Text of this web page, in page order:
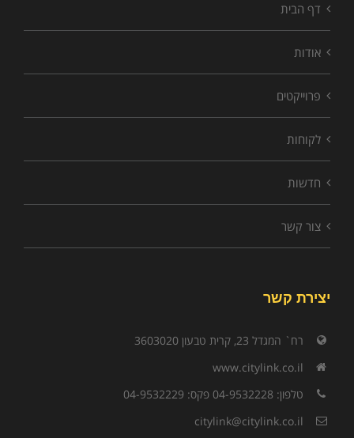
דף הבית
אודות
פרוייקטים
לקוחות
חדשות
צור קשר
יצירת קשר
רח` המגדל 23, קרית טבעון 3603020
www.citylink.co.il
טלפון: 04-9532228 פקס: 04-9532229
citylink@citylink.co.il